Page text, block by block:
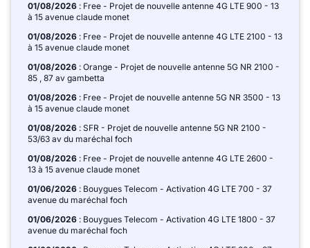
01/08/2026 : Free - Projet de nouvelle antenne 4G LTE 900 - 13
à 15 avenue claude monet
01/08/2026 : Free - Projet de nouvelle antenne 4G LTE 2100 - 13
à 15 avenue claude monet
01/08/2026 : Orange - Projet de nouvelle antenne 5G NR 2100 -
85 , 87 av gambetta
01/08/2026 : Free - Projet de nouvelle antenne 5G NR 3500 - 13
à 15 avenue claude monet
01/08/2026 : SFR - Projet de nouvelle antenne 5G NR 2100 -
53/63 av du maréchal foch
01/08/2026 : Free - Projet de nouvelle antenne 4G LTE 2600 -
13 à 15 avenue claude monet
01/06/2026 : Bouygues Telecom - Activation 4G LTE 700 - 37
avenue du maréchal foch
01/06/2026 : Bouygues Telecom - Activation 4G LTE 1800 - 37
avenue du maréchal foch